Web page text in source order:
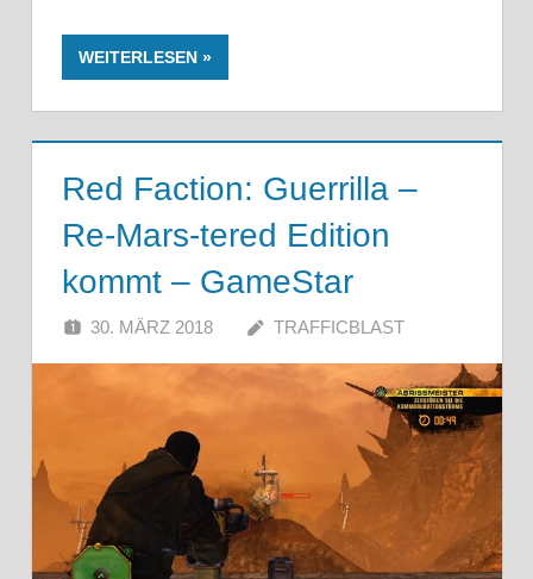
WEITERLESEN
Red Faction: Guerrilla –
Re-Mars-tered Edition
kommt – GameStar
30. MÄRZ 2018 TRAFFICBLAST